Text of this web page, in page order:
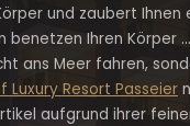
und zaubert Ihnen
benetzen Ihren Körper
ans Meer fahren,
Luxury Resort Passeier
aufgrund ihrer